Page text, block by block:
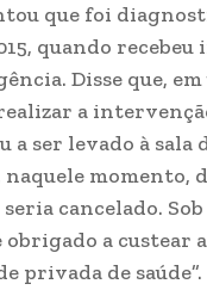
que foi
quando recebeu
Disse que, em
a
a ser levado à sala
momento,
cancelado.
obrigado a custear
privada de saúde”.